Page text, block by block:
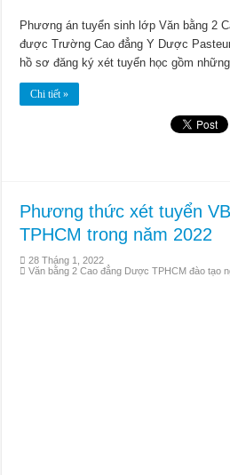
Phương án tuyển sinh lớp Văn bằng 2
được Trường Cao đẳng Y Dược
hồ sơ đăng ký xét tuyển học gồm
Chi tiết »
Phương thức xét tuyển
TPHCM trong năm 2022
28 Tháng 1, 2022
Văn bằng 2 Cao đẳng Dược TPHCM đào tạo